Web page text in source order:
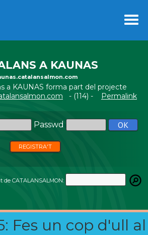
A KAUNAS
a KAUNAS forma part del projecte
- (114) - Permalink
Passwd
REGISTRA'T
de CATALANSALMON:
Fes un cop d'ull al